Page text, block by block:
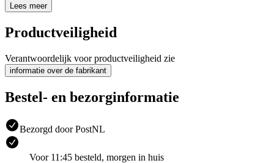
Lees meer
Productveiligheid
Verantwoordelijk voor productveiligheid zie
informatie over de fabrikant
Bestel- en bezorginformatie
Bezorgd door PostNL
Voor 11:45 besteld, morgen in huis